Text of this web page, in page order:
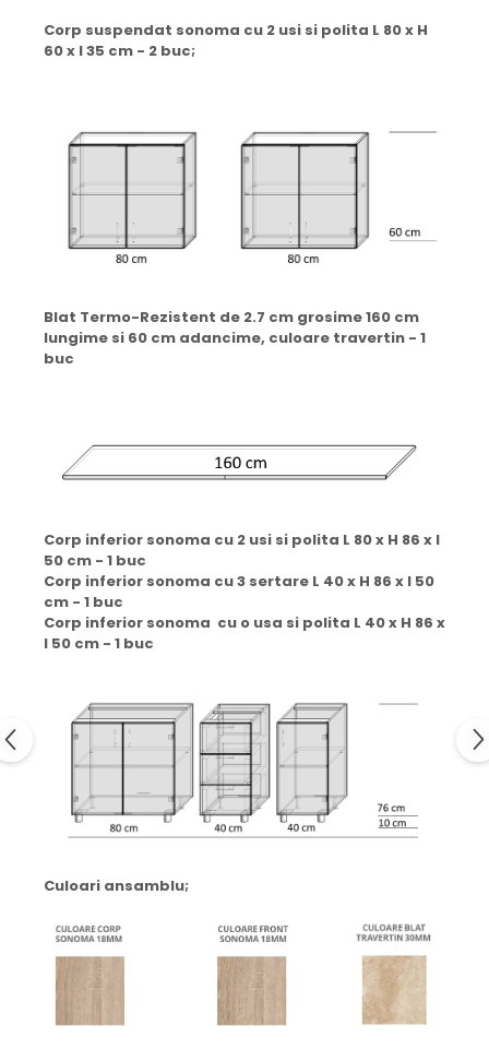
Corp suspendat sonoma cu 2 usi si polita L 80 x H
60 x l 35 cm - 2 buc;
Blat Termo-Rezistent de 2.7 cm grosime 160 cm
lungime si 60 cm adancime, culoare travertin - 1
buc
Corp inferior sonoma cu 2 usi si polita L 80 x H 86 x l
50 cm - 1 buc
Corp inferior sonoma cu 3 sertare L 40 x H 86 x l 50
cm - 1 buc
Corp inferior sonoma cu o usa si polita L 40 x H 86 x
l 50 cm - 1 buc
Culoari ansamblu;